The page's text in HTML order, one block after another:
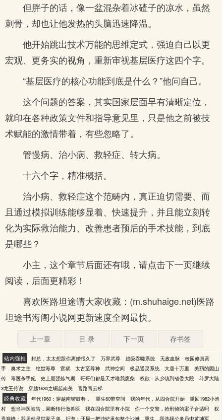
但胖子的话，像一盆混杂着冰碴子的凉水，虽然
刺骨，却也让他发热的头脑迅速降温。
他开始跳出技术万能的思维定式，强迫自己以更
宏观、更务实的视角，重新审视基层医疗这四个字。
“基层医疗的核心功能到底是什么？”他问自己。
这个问题的答案，其实国家层面早有清晰定位，
就印在各种政策文件和指导意见里，只是他之前被技
术赋能的激情带着，有些忽略了。
管慢病、治小病、救轻症、转大病。
十六个字，精准概括。
治小病、救轻症这个范畴内，真正迫切需要、而
且通过模拟训练能够显着、快速提升，并且能立刻转
化为实际救治能力、改善患者预后的手术技能，到底
是哪些？
小主，这个章节后面还有哦，请点击下一页继续
阅读，后面更精彩！
喜欢医路坦途请大家收藏：(m.shuhaige.net)医路
坦途书海阁小说网更新速度全网最快。
上一章 目 录 下一页 存书签
站内强推 封总，太太想跟你离婚很久了 万界武尊 超级吞噬系统 无敌血脉
校园修真高
手
奥术之主 绝世毒尊 官狱 太古至尊神 武神空间 极品通灵系统 大唐十万里
美丽的圌山
传
毒医杀手妃 史上最强炼气期 哥哥们都是天才唯我废柴 权欲：从乡镇到省委大院
斗罗大陆
3龙王传说
穿越1630之崛起南美 官路青云梯
经典收藏 年代1960：穿越南锣鼓巷， 重生60带空间 我的年代，从四合院开始
重回1982小渔
村
想当神医被告，果断转行做兽医 我在四合院里有小院 你一个交警，抢刑侦的案子合适吗
权
贵巅峰：我居然是世家子弟
赶海：开局一把沙铲承包整个沙滩 重生，我选择公务员中黄埔军